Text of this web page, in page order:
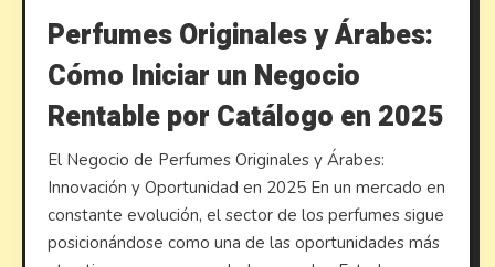
Perfumes Originales y Árabes:
Cómo Iniciar un Negocio
Rentable por Catálogo en 2025
El Negocio de Perfumes Originales y Árabes:
Innovación y Oportunidad en 2025 En un mercado en
constante evolución, el sector de los perfumes sigue
posicionándose como una de las oportunidades más